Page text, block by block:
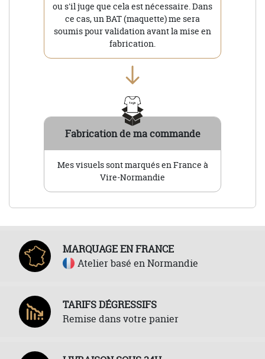
ou s'il juge que cela est nécessaire. Dans
ce cas, un BAT (maquette) me sera
soumis pour validation avant la mise en
fabrication.
Fabrication de ma commande
Mes visuels sont marqués en France à
Vire-Normandie
MARQUAGE EN FRANCE
Atelier basé en Normandie
TARIFS DÉGRESSIFS
Remise dans votre panier